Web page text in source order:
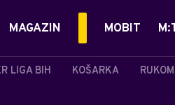
LIGA BIH KOŠARKA
MAGAZIN MOBIT